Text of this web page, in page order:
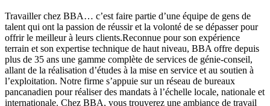
Travailler chez BBA… c’est faire partie d’une équipe de gens de
talent qui ont la passion de réussir et la volonté de se dépasser pour
offrir le meilleur à leurs clients.Reconnue pour son expérience
terrain et son expertise technique de haut niveau, BBA offre depuis
plus de 35 ans une gamme complète de services de génie-conseil,
allant de la réalisation d’études à la mise en service et au soutien à
l’exploitation. Notre firme s’appuie sur un réseau de bureaux
pancanadien pour réaliser des mandats à l’échelle locale, nationale et
internationale. Chez BBA, vous trouverez une ambiance de travail